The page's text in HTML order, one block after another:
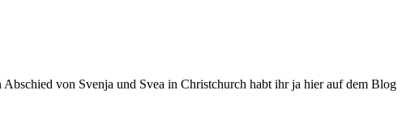
von Svenja und Svea in Christchurch habt ihr ja hier auf dem Blog